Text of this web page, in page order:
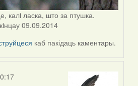
калi ласка, што за птушка.
09.09.2014
каб пакідаць каментары.